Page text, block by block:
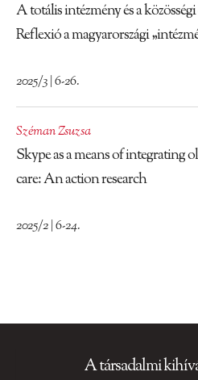
A totális intézmény és a
Reflexió a magyarországi
2025/3 | 6-26.
Széman Zsuzsa
Skype as a means of integrating
care: An action research
2025/2 | 6-24.
A társadalmi